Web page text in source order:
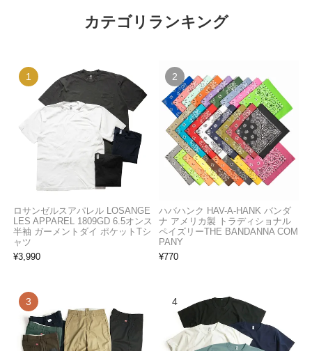
カテゴリランキング
ロサンゼルスアパレル LOSANGE
LES APPAREL 1809GD 6.5オンス
半袖 ガーメントダイ ポケットTシ
ャツ
¥3,990
ハバハンク HAV-A-HANK バンダ
ナ アメリカ製 トラディショナル
ペイズリーTHE BANDANNA COM
PANY
¥770